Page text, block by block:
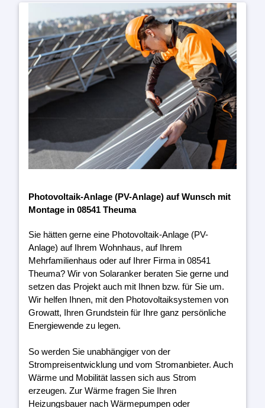
Photovoltaik-Anlage (PV-Anlage) auf Wunsch mit
Montage in 08541 Theuma
Sie hätten gerne eine Photovoltaik-Anlage (PV-
Anlage) auf Ihrem Wohnhaus, auf Ihrem
Mehrfamilienhaus oder auf Ihrer Firma in 08541
Theuma? Wir von Solaranker beraten Sie gerne und
setzen das Projekt auch mit Ihnen bzw. für Sie um.
Wir helfen Ihnen, mit den Photovoltaiksystemen von
Growatt, Ihren Grundstein für Ihre ganz persönliche
Energiewende zu legen.
So werden Sie unabhängiger von der
Strompreisentwicklung und vom Stromanbieter. Auch
Wärme und Mobilität lassen sich aus Strom
erzeugen. Zur Wärme fragen Sie Ihren
Heizungsbauer nach Wärmepumpen oder